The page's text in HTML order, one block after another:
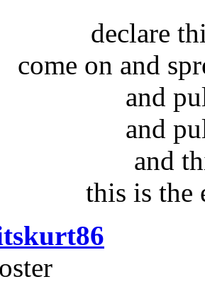
declare
come on and
and
and
and
this is the